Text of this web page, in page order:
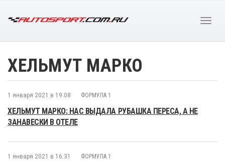
ХЕЛЬМУТ МАРКО
1 января 2021 в 19:08 ФОРМУЛА 1
ХЕЛЬМУТ МАРКО: НАС ВЫДАЛА РУБАШКА ПЕРЕСА, А НЕ
ЗАНАВЕСКИ В ОТЕЛЕ
1 января 2021 в 16:31 ФОРМУЛА 1